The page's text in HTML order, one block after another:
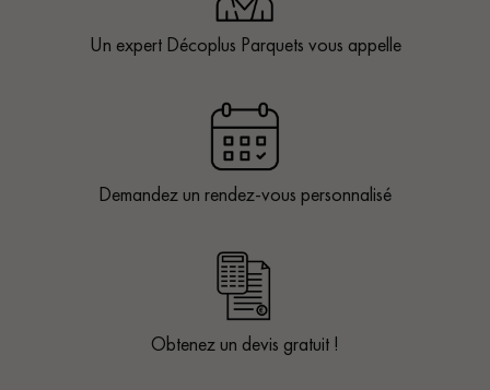
Un expert Décoplus Parquets vous appelle
Demandez un rendez-vous personnalisé
Obtenez un devis gratuit !